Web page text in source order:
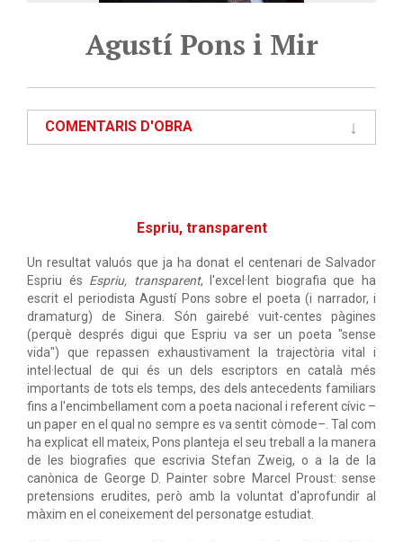
Agustí Pons i Mir
COMENTARIS D'OBRA
Espriu, transparent
Un resultat valuós que ja ha donat el centenari de Salvador
Espriu és Espriu, transparent, l'excel·lent biografia que ha
escrit el periodista Agustí Pons sobre el poeta (i narrador, i
dramaturg) de Sinera. Són gairebé vuit-centes pàgines
(perquè després digui que Espriu va ser un poeta "sense
vida") que repassen exhaustivament la trajectòria vital i
intel·lectual de qui és un dels escriptors en català més
importants de tots els temps, des dels antecedents familiars
fins a l'encimbellament com a poeta nacional i referent cívic –
un paper en el qual no sempre es va sentit còmode–. Tal com
ha explicat ell mateix, Pons planteja el seu treball a la manera
de les biografies que escrivia Stefan Zweig, o a la de la
canònica de George D. Painter sobre Marcel Proust: sense
pretensions erudites, però amb la voluntat d'aprofundir al
màxim en el coneixement del personatge estudiat.